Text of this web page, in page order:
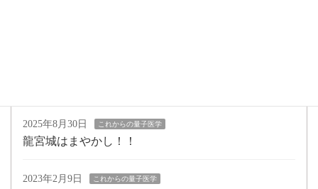
2025年8月30日 これからの量子医学
龍宮城はまやかし！！
2023年2月9日 これからの量子医学